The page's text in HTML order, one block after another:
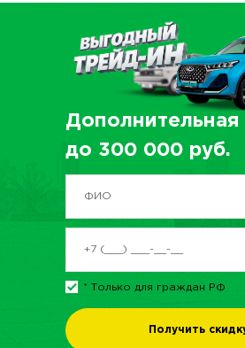
Дополнительная
до 300 000 руб.
* Только для граждан РФ
Получить